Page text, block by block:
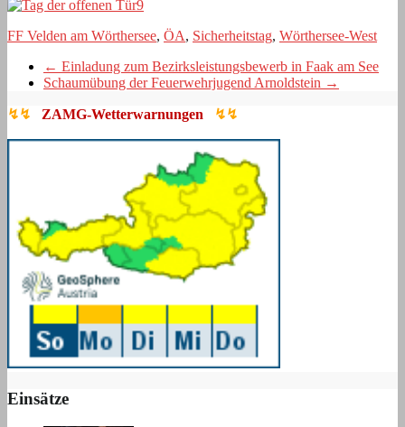
FF Velden am Wörthersee, ÖA, Sicherheitstag, Wörthersee-West
← Einladung zum Bezirksleistungsbewerb in Faak am See
Schaumübung der Feuerwehrjugend Arnoldstein →
↯↯ ZAMG-Wetterwarnungen ↯↯
Einsätze